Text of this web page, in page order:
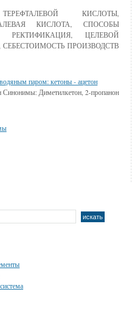
КИСЛОТЫ,
КИСЛОТА, СПОСОБЫ
РЕКТИФИКАЦИЯ, ЦЕЛЕВОЙ
ПРОИЗВОДСТВ
паром: кетоны - ацетон
Диметилкетон, 2-пропанон